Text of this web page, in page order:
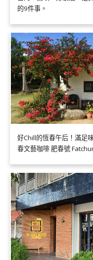
的9件事。
好Chill的恆春午后！滿足
春文藝咖啡 肥春號